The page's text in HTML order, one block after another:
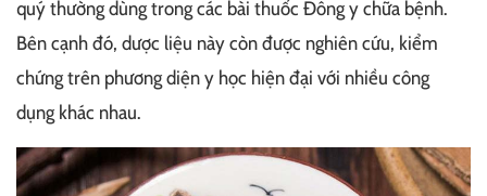
quý thường dùng trong các bài thuốc Đông y chữa bệnh.
Bên cạnh đó, dược liệu này còn được nghiên cứu, kiểm
chứng trên phương diện y học hiện đại với nhiều công
dụng khác nhau.